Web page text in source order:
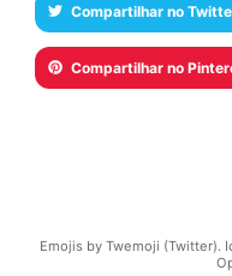
Compartilhar no
Compartilhar no
Emojis by Twemoji (Twitter).